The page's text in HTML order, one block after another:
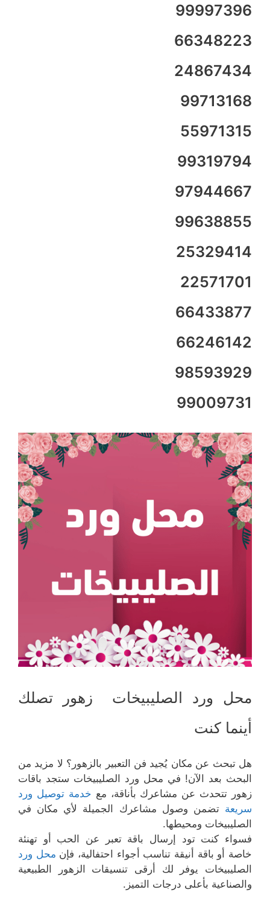
99997396
66348223
24867434
99713168
55971315
99319794
97944667
99638855
25329414
22571701
66433877
66246142
98593929
99009731
محل ورد الصليبيخات زهور تصلك
أينما كنت
هل تبحث عن مكان يُجيد فن التعبير بالزهور؟ لا مزيد من
البحث بعد الآن! في محل ورد الصليبيخات ستجد باقات
زهور تتحدث عن مشاعرك بأناقة، مع خدمة توصيل ورد
سريعة تضمن وصول مشاعرك الجميلة لأي مكان في
الصليبيخات ومحيطها.
فسواء كنت تود إرسال باقة تعبر عن الحب أو تهنئة
خاصة أو باقة أنيقة تناسب أجواء احتفالية، فإن محل ورد
الصليبيخات يوفر لك أرقى تنسيقات الزهور الطبيعية
والصناعية بأعلى درجات التميز.